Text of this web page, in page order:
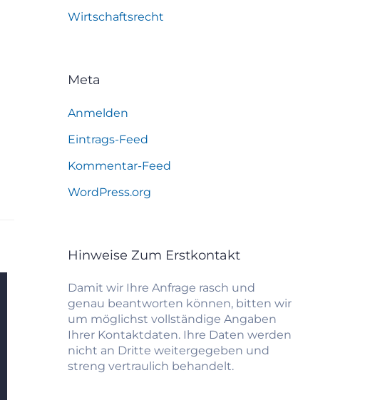
Wirtschaftsrecht
Meta
Anmelden
Eintrags-Feed
Kommentar-Feed
WordPress.org
Hinweise Zum Erstkontakt
Damit wir Ihre Anfrage rasch und
genau beantworten können, bitten wir
um möglichst vollständige Angaben
Ihrer Kontaktdaten. Ihre Daten werden
nicht an Dritte weitergegeben und
streng vertraulich behandelt.